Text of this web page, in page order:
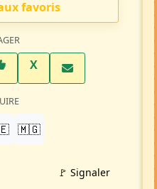
favoris
Facebook
XTwitter X
🇲🇬
🚩 Signaler